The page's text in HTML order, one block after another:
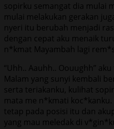
sopirku semangat dia mulai
mulai melakukan gerakan
nyeri itu berubah menjadi
dengan cepat aku menaik
n*kmat Mayambah lagi
“Uhh.. Aauhh.. Oouughh”
Malam yang sunyi kembali
serta teriakanku, kulihat
mata me n*kmati
tetap pada posisi itu dan
yang mau meledak di